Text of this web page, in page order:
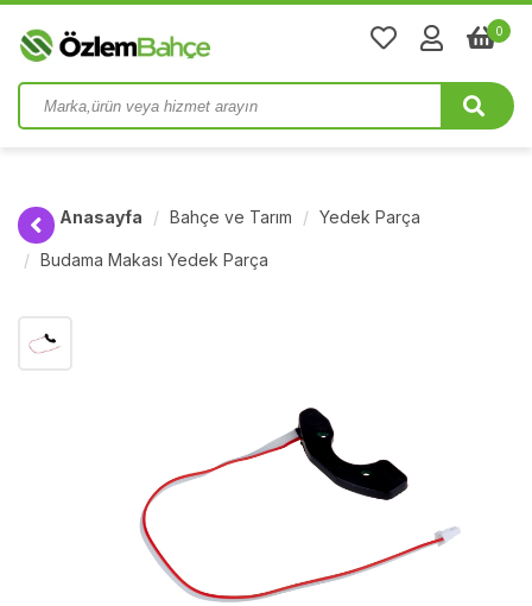
0
Anasayfa Bahçe ve Tarım Yedek Parça
Budama Makası Yedek Parça